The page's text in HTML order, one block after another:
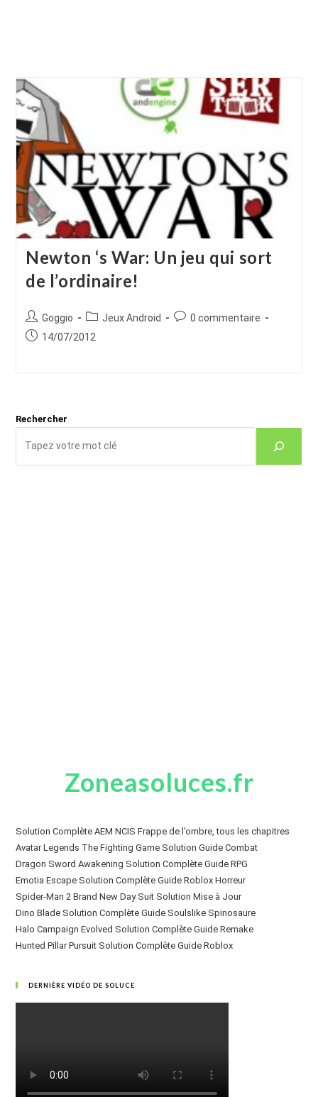
Newton ‘s War: Un jeu qui sort
de l’ordinaire!
Auteur/autrice
de
Goggio
Post
category:
Jeux Android
Commentaires
0 commentaire
Publication
14/07/2012
Rechercher
Zoneasoluces.fr
Solution Complète AEM NCIS Frappe de l’ombre, tous les chapitres
Avatar Legends The Fighting Game Solution Guide Combat
Dragon Sword Awakening Solution Complète Guide RPG
Emotia Escape Solution Complète Guide Roblox Horreur
Spider-Man 2 Brand New Day Suit Solution Mise à Jour
Dino Blade Solution Complète Guide Soulslike Spinosaure
Halo Campaign Evolved Solution Complète Guide Remake
Hunted Pillar Pursuit Solution Complète Guide Roblox
DERNIÈRE VIDÉO DE SOLUCE